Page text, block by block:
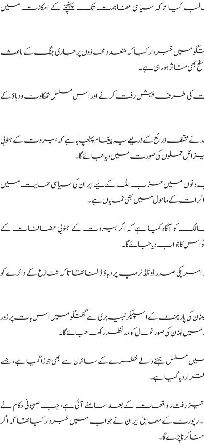
کیا تاکہ سیاسی مفاہمت تک پہنچنے کے امکانات میں
سے گفتگو میں خبردار کیا کہ متعدد محاذوں پر جاری جنگ کے باعث
بھی متاثر ہو رہی ہے۔
کی طرف پیش رفت کرنے اور اس مسلسل تھکاوٹ و دباؤ کے
ذرائع کے ذریعے یہ پیغام پہنچایا ہے کہ بیروت کے جنوبی
میزائل حملوں کی صورت میں دیا جائے گا۔
دنوں میں حزب اللہ کے لیے ایران کی سیاسی حمایت میں
کے ماحول میں بھی نمایاں ہے۔
ممالک کو آگاہ کیا ہے کہ اگر بیروت کے جنوبی مضافات کے
کا جواب دیا جائے گا۔
صدر ڈونلڈ ٹرمپ پر دباؤ ڈالنا تھا تاکہ تنازع کے دائرے کو
کی پارلیمنٹ کے اسپیکر نبیہ بری سے گفتگو میں اس بات پر زور
میں لبنان کی صورتحال کو مدنظر رکھا جائے گا۔
مسلسل بجنے والے خطرے کے سائرن سے بھی جوڑا گیا ہے، جسے
دیا گیا ہے۔
رفتار واقعات کے بعد سامنے آئی ہے، جب صہیونی حکام نے
کے مطابق ایران نے جواب میں خبردار کیا تھا کہ اگر
کرنا پڑے گا۔